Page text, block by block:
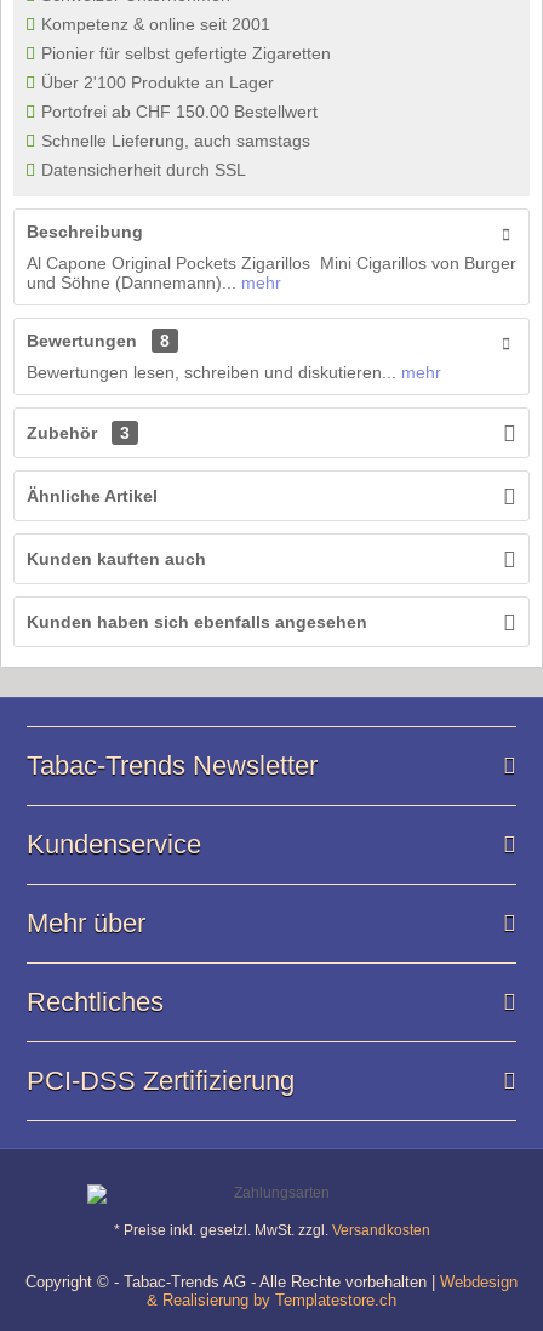
Kompetenz & online seit 2001
Pionier für selbst gefertigte Zigaretten
Über 2'100 Produkte an Lager
Portofrei ab CHF 150.00 Bestellwert
Schnelle Lieferung, auch samstags
Datensicherheit durch SSL
Beschreibung
Al Capone Original Pockets Zigarillos Mini Cigarillos von Burger
und Söhne (Dannemann)...
mehr
Bewertungen
8
Bewertungen lesen, schreiben und diskutieren...
mehr
Zubehör 3
Ähnliche Artikel
Kunden kauften auch
Kunden haben sich ebenfalls angesehen
Tabac-Trends Newsletter
Kundenservice
Mehr über
Rechtliches
PCI-DSS Zertifizierung
* Preise inkl. gesetzl. MwSt. zzgl. Versandkosten
Copyright © - Tabac-Trends AG - Alle Rechte vorbehalten | Webdesign
& Realisierung by Templatestore.ch